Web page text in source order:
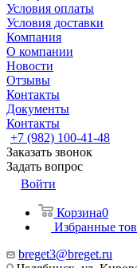
Условия оплаты
Условия доставки
Компания
О компании
Новости
Отзывы
Контакты
Документы
Контакты
+7 (982) 100-41-48
Заказать звонок
Задать вопрос
Войти
Корзина0
Избранные
breget3@breget.ru